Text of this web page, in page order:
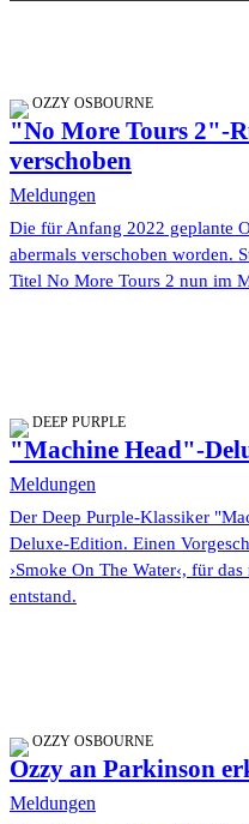
OZZY OSBOURNE
"No More Tours 2"-
verschoben
Meldungen
Die für Anfang 2022 geplante
abermals verschoben worden.
Titel No More Tours 2 nun im
DEEP PURPLE
"Machine Head"-
Meldungen
Der Deep Purple-Klassiker
Deluxe-Edition. Einen
›Smoke On The Water‹, für
entstand.
OZZY OSBOURNE
Ozzy an Parkinson
Meldungen